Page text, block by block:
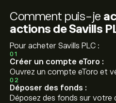
Comment puis-je
actions de Savills
Pour acheter Savills PLC :
01
Créer un compte eToro :
Ouvrez un compte eToro et
02
Déposer des fonds :
Déposez des fonds sur